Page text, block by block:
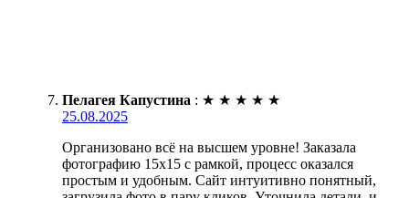
Пелагея Капустина : ★ ★ ★ ★ ★
25.08.2025
Организовано всё на высшем уровне! Заказала
фотографию 15х15 с рамкой, процесс оказался
простым и удобным. Сайт интуитивно понятный,